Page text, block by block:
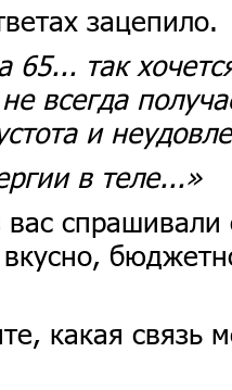
зацепило.
65... так
всегда
и
в теле...»
вас
какая связь